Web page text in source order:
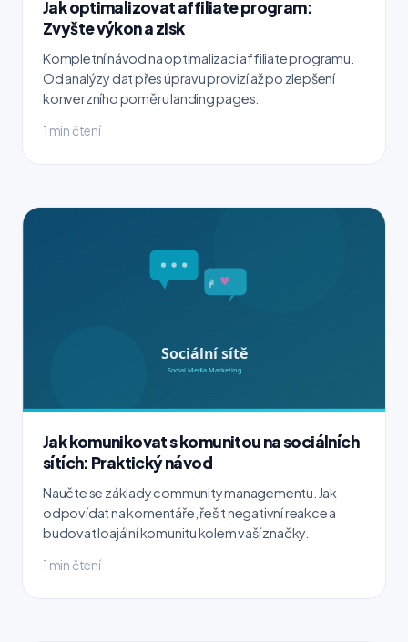
Jak optimalizovat affiliate program:
Zvyšte výkon a zisk
Kompletní návod na optimalizaci affiliate programu.
Od analýzy dat přes úpravu provizí až po zlepšení
konverzního poměru landing pages.
1 min čtení
Jak komunikovat s komunitou na sociálních
sítích: Praktický návod
Naučte se základy community managementu. Jak
odpovídat na komentáře, řešit negativní reakce a
budovat loajální komunitu kolem vaší značky.
1 min čtení